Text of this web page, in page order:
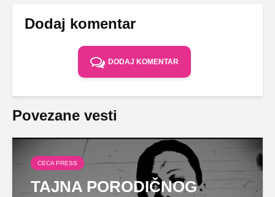
Dodaj komentar
DODAJ KOMENTAR
Povezane vesti
CECA PRESS
TAJNA PORODIČNOG